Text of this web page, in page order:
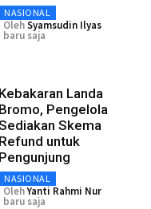
NASIONAL
OlehSyamsudin Ilyas
baru saja
Kebakaran Landa
Bromo, Pengelola
Skema
Refund untuk
Pengunjung
NASIONAL
OlehYanti Rahmi Nur
baru saja